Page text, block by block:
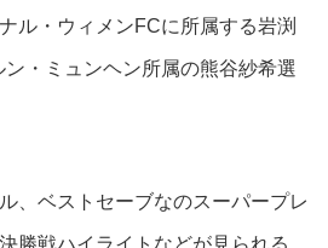
ル・ウィメンFCに所属する岩渕
・ミュンヘン所属の熊谷紗希選
、ベストセーブなのスーパープレ
勝戦ハイライトなどが見られる